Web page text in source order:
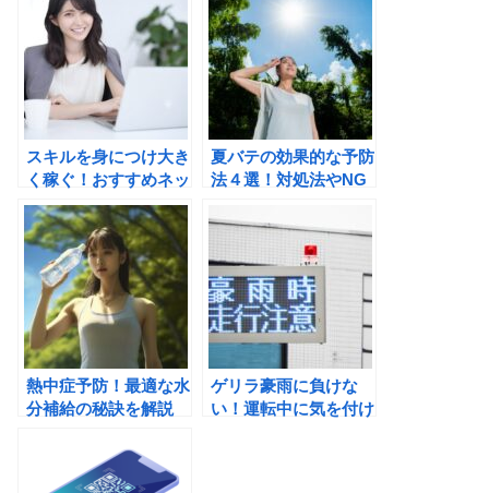
スキルを身につけ大き
く稼ぐ！おすすめネッ
ト副業3選！
夏バテの効果的な予防
法４選！対処法やNG
熱中症予防！最適な水
分補給の秘訣を解説
ゲリラ豪雨に負けな
い！運転中に気を付け